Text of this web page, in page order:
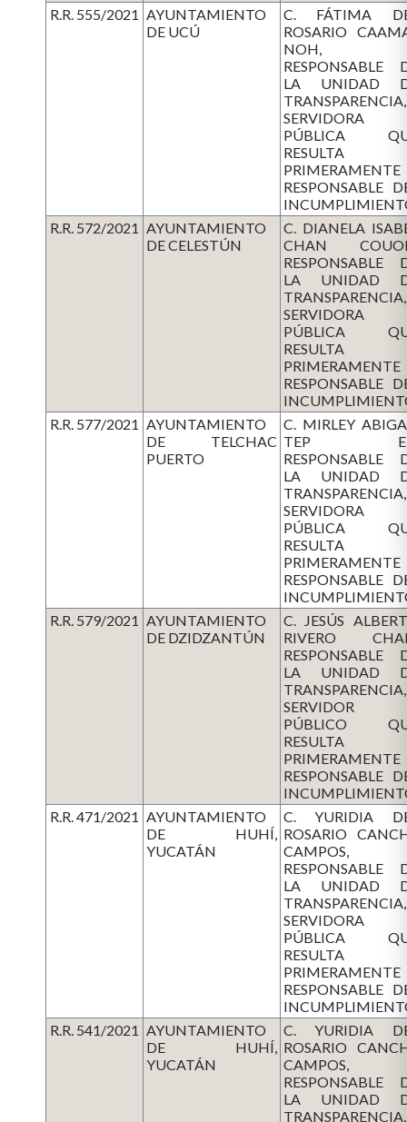
R.R. 555/2021 AYUNTAMIENTO
DE UCÚ
C. FÁTIMA
ROSARIO
NOH,
RESPONSABLE
LA UNIDAD
TRANSPARENCIA,
SERVIDORA
PÚBLICA
RESULTA
PRIMERAMENTE
RESPONSABLE
R.R. 572/2021 AYUNTAMIENTO
DE CELESTÚN
C. DIANELA
CHAN
RESPONSABLE
LA UNIDAD
TRANSPARENCIA,
SERVIDORA
PÚBLICA
RESULTA
PRIMERAMENTE
RESPONSABLE
R.R. 577/2021 AYUNTAMIENTO
DE TELCHAC
PUERTO
C. MIRLEY
TEP
RESPONSABLE
LA UNIDAD
TRANSPARENCIA,
SERVIDORA
PÚBLICA
RESULTA
PRIMERAMENTE
RESPONSABLE
R.R. 579/2021 AYUNTAMIENTO
DE DZIDZANTÚN
C. JESÚS
RIVERO
RESPONSABLE
LA UNIDAD
TRANSPARENCIA,
SERVIDOR
PÚBLICO
RESULTA
PRIMERAMENTE
RESPONSABLE
R.R. 471/2021 AYUNTAMIENTO
DE HUHÍ,
YUCATÁN
C. YURIDIA
ROSARIO
CAMPOS,
RESPONSABLE
LA UNIDAD
TRANSPARENCIA,
SERVIDORA
PÚBLICA
RESULTA
PRIMERAMENTE
RESPONSABLE
R.R. 541/2021 AYUNTAMIENTO
DE HUHÍ,
YUCATÁN
C. YURIDIA
ROSARIO
CAMPOS,
RESPONSABLE
LA UNIDAD
TRANSPARENCIA,